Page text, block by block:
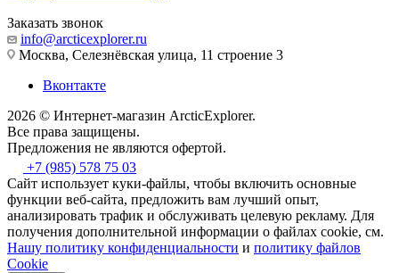
Заказать звонок
info@arcticexplorer.ru
Москва, Селезнёвская улица, 11 строение 3
Вконтакте
2026 © Интернет-магазин АrcticExplorer.
Все права защищены.
Предложения не являются офертой.
+7 (985) 578 75 03
Сайт использует куки-файлы, чтобы включить основные
функции веб-сайта, предложить вам лучший опыт,
анализировать трафик и обслуживать целевую рекламу. Для
получения дополнительной информации о файлах cookie, см.
Нашу политику конфиденциальности и политику файлов
Cookie